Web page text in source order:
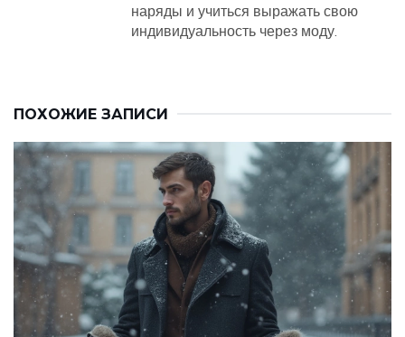
наряды и учиться выражать свою
индивидуальность через моду.
ПОХОЖИЕ ЗАПИСИ